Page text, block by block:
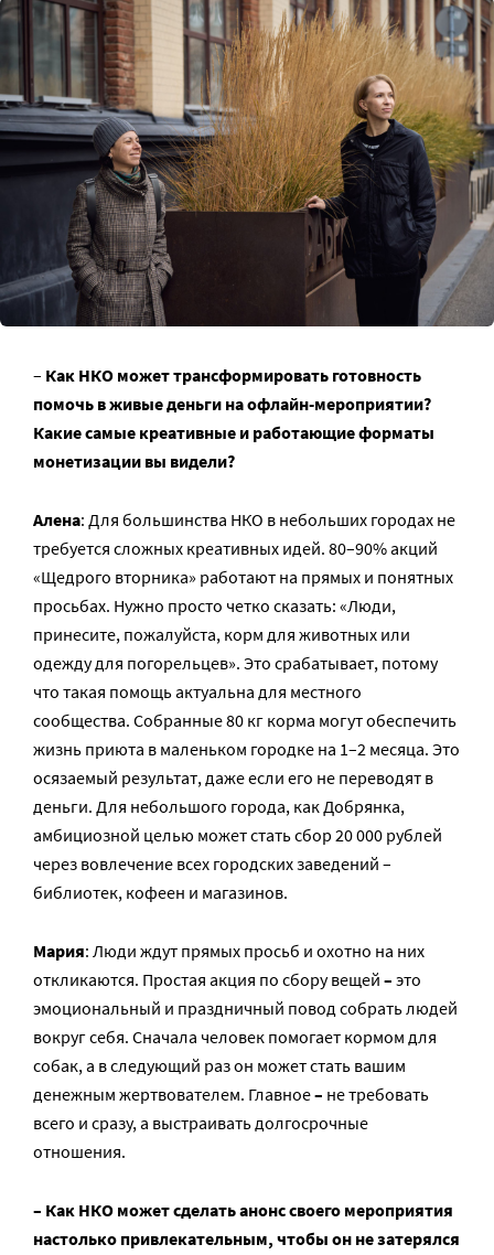
– Как НКО может трансформировать готовность
помочь в живые деньги на офлайн-мероприятии?
Какие самые креативные и работающие форматы
монетизации вы видели?
Алена: Для большинства НКО в небольших городах не
требуется сложных креативных идей. 80–90% акций
«Щедрого вторника» работают на прямых и понятных
просьбах. Нужно просто четко сказать: «Люди,
принесите, пожалуйста, корм для животных или
одежду для погорельцев». Это срабатывает, потому
что такая помощь актуальна для местного
сообщества. Собранные 80 кг корма могут обеспечить
жизнь приюта в маленьком городке на 1–2 месяца. Это
осязаемый результат, даже если его не переводят в
деньги. Для небольшого города, как Добрянка,
амбициозной целью может стать сбор 20 000 рублей
через вовлечение всех городских заведений –
библиотек, кофеен и магазинов.
Мария: Люди ждут прямых просьб и охотно на них
откликаются. Простая акция по сбору вещей – это
эмоциональный и праздничный повод собрать людей
вокруг себя. Сначала человек помогает кормом для
собак, а в следующий раз он может стать вашим
денежным жертвователем. Главное– не требовать
всего и сразу, а выстраивать долгосрочные
отношения.
– Как НКО может сделать анонс своего мероприятия
настолько привлекательным, чтобы он не затерялся